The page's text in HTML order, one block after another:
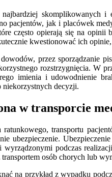
skomplikowanych
pacjentów, jak i placówek
często opierają się na
kwestionować ich
przez
rozstrzygnięcia. W
imienia i udowodnienie
niekorzystnych decyzji.
w transporcie
transportu
ubezpieczenie.
podczas
osób chorych lub
na przykład z wypadku